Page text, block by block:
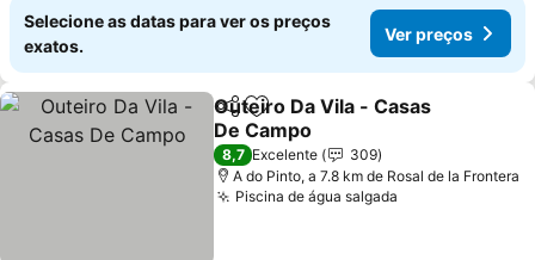
Selecione as datas para ver os preços
exatos.
Ver preços
PartilharAdicionar aos favoritos
Outeiro Da Vila - Casas
De Campo
8,7 Excelente
309
A do Pinto, a 7.8 km de Rosal de la Frontera
Piscina de água salgada